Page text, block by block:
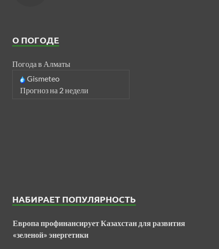
О ПОГОДЕ
Погода в Алматы
Gismeteo
Прогноз на 2 недели
НАБИРАЕТ ПОПУЛЯРНОСТЬ
Европа профинансирует Казахстан для развития
«зеленой» энергетики